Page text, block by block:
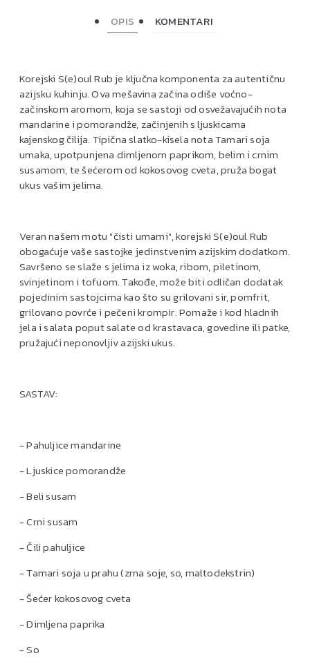
OPIS KOMENTARI
Korejski S(e)oul Rub je ključna komponenta za autentičnu
azijsku kuhinju. Ova mešavina začina odiše voćno-
začinskom aromom, koja se sastoji od osvežavajućih nota
mandarine i pomorandže, začinjenih s ljuskicama
kajenskog čilija. Tipična slatko-kisela nota Tamari soja
umaka, upotpunjena dimljenom paprikom, belim i crnim
susamom, te šećerom od kokosovog cveta, pruža bogat
ukus vašim jelima.
Veran našem motu "čisti umami", korejski S(e)oul Rub
obogaćuje vaše sastojke jedinstvenim azijskim dodatkom.
Savršeno se slaže s jelima iz woka, ribom, piletinom,
svinjetinom i tofuom. Takođe, može biti odličan dodatak
pojedinim sastojcima kao što su grilovani sir, pomfrit,
grilovano povrće i pečeni krompir. Pomaže i kod hladnih
jela i salata poput salate od krastavaca, govedine ili patke,
pružajući neponovljiv azijski ukus.
SASTAV:
- Pahuljice mandarine
- Ljuskice pomorandže
- Beli susam
- Crni susam
- Čili pahuljice
- Tamari soja u prahu (zrna soje, so, maltodekstrin)
- Šećer kokosovog cveta
- Dimljena paprika
- So